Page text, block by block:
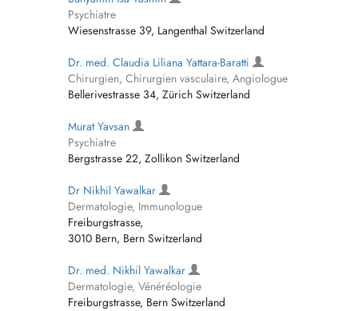
Psychiatre
Wiesenstrasse 39, Langenthal Switzerland
Dr. med. Claudia Liliana Yattara-Baratti
Chirurgien, Chirurgien vasculaire, Angiologue
Bellerivestrasse 34, Zürich Switzerland
Murat Yavsan
Psychiatre
Bergstrasse 22, Zollikon Switzerland
Dr Nikhil Yawalkar
Dermatologie, Immunologue
Freiburgstrasse,
3010 Bern, Bern Switzerland
Dr. med. Nikhil Yawalkar
Dermatologie, Vénéréologie
Freiburgstrasse, Bern Switzerland